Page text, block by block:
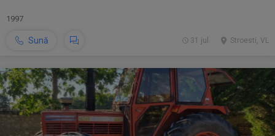
1997
Sună Stroesti, VL
31 jul.